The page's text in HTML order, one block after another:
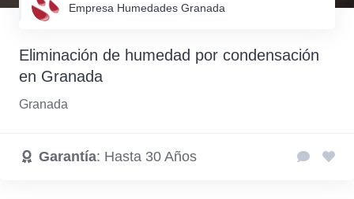
Empresa Humedades Granada
Eliminación de humedad por condensación
en Granada
Granada
Garantía: Hasta 30 Años